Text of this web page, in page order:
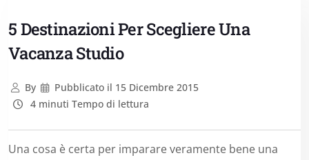
5 Destinazioni Per Scegliere Una
Vacanza Studio
By Pubblicato il 15 Dicembre 2015
4 minuti Tempo di lettura
Una cosa è certa per imparare veramente bene una